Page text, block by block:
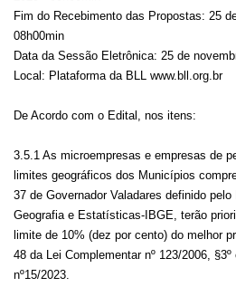
Fim do Recebimento das Propostas: 25
08h00min
Data da Sessão Eletrônica: 25 de
Local: Plataforma da BLL www.bll.org.br
De Acordo com o Edital, nos itens:
3.5.1 As microempresas e empresas de
limites geográficos dos Municípios
37 de Governador Valadares definido
Geografia e Estatísticas-IBGE, terão
limite de 10% (dez por cento) do melhor
48 da Lei Complementar nº 123/2006,
nº15/2023.